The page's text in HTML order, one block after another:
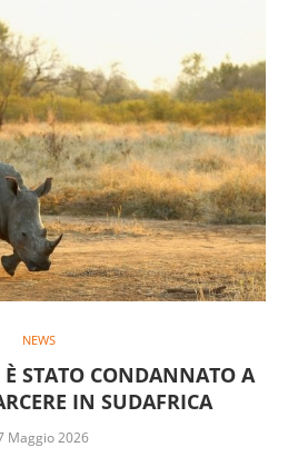
NEWS
STATO CONDANNATO A
IN SUDAFRICA
Maggio 2026